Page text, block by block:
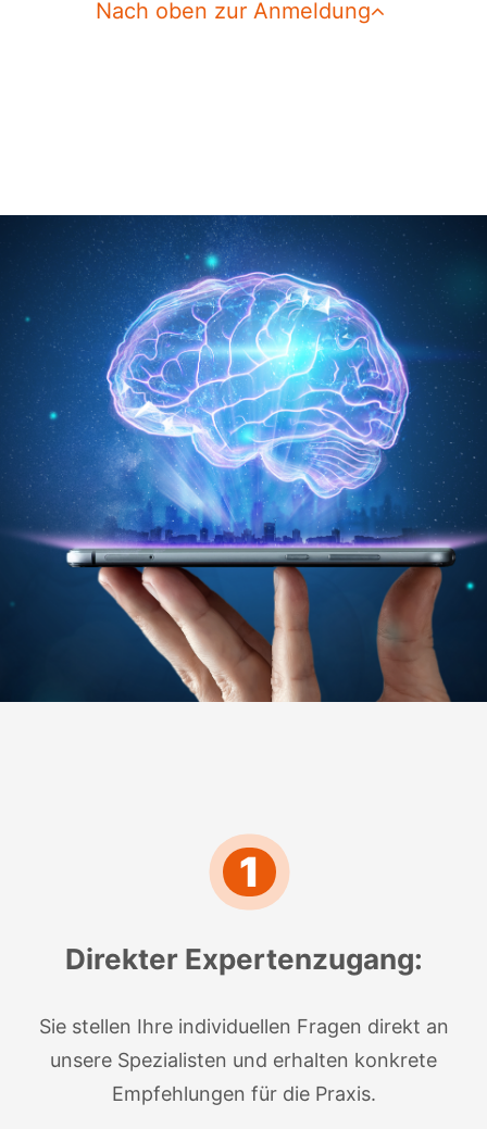
Nach oben zur Anmeldung
1
Direkter Expertenzugang:
Sie stellen Ihre individuellen Fragen direkt an
unsere Spezialisten und erhalten konkrete
Empfehlungen für die Praxis.